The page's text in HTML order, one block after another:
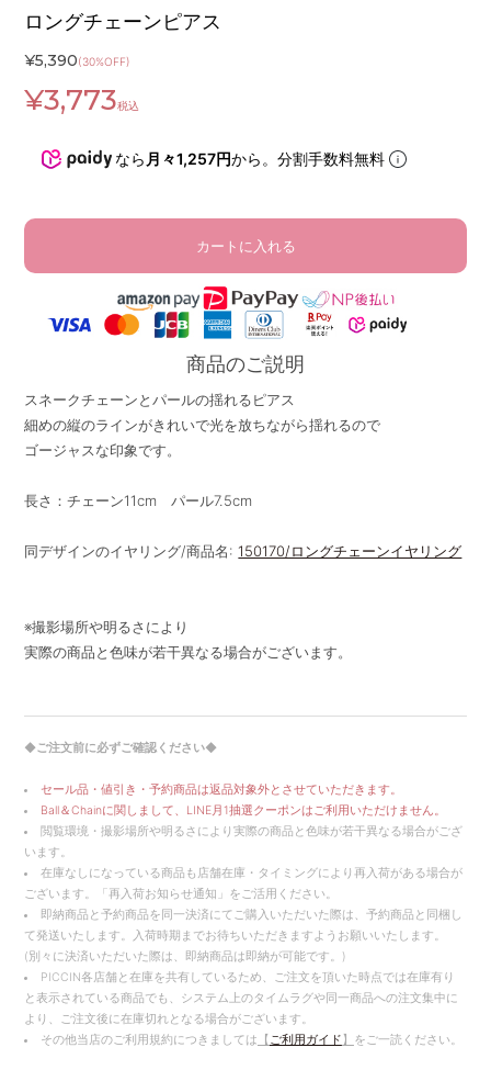
ロングチェーンピアス
¥5,390(30%OFF)
¥3,773税込
なら 月々1,257円から。分割手数料無料
カートに入れる
商品のご説明
スネークチェーンとパールの揺れるピアス
細めの縦のラインがきれいで光を放ちながら揺れるので
ゴージャスな印象です。
長さ：チェーン11cm パール7.5cm
同デザインのイヤリング/商品名:150170/ロングチェーンイヤリング
※撮影場所や明るさにより
実際の商品と色味が若干異なる場合がございます。
◆ご注文前に必ずご確認ください◆
セール品・値引き・予約商品は返品対象外とさせていただきます。
Ball＆Chainに関しまして、LINE月1抽選クーポンはご利用いただけません。
閲覧環境・撮影場所や明るさにより実際の商品と色味が若干異なる場合がござ
います。
在庫なしになっている商品も店舗在庫・タイミングにより再入荷がある場合が
ございます。「再入荷お知らせ通知」をご活用ください。
即納商品と予約商品を同一決済にてご購入いただいた際は、予約商品と同梱し
て発送いたします。入荷時期までお待ちいただきますようお願いいたします。
(別々に決済いただいた際は、即納商品は即納が可能です。)
PICCIN各店舗と在庫を共有しているため、ご注文を頂いた時点では在庫有り
と表示されている商品でも、システム上のタイムラグや同一商品への注文集中に
より、ご注文後に在庫切れとなる場合がございます。
その他当店のご利用規約につきましては 【 ご利用ガイド 】 をご一読ください。